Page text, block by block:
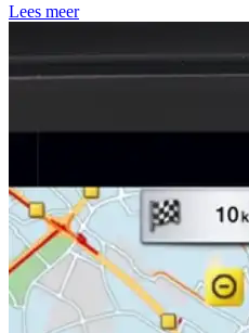
Lees meer